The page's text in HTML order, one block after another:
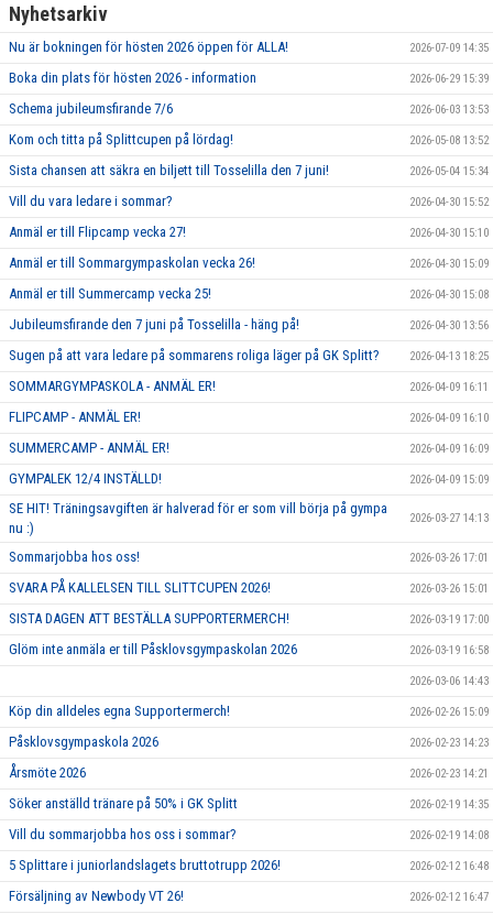
Nyhetsarkiv
Nu är bokningen för hösten 2026 öppen för ALLA! 2026-07-09 14:35
Boka din plats för hösten 2026 - information 2026-06-29 15:39
Schema jubileumsfirande 7/6 2026-06-03 13:53
Kom och titta på Splittcupen på lördag! 2026-05-08 13:52
Sista chansen att säkra en biljett till Tosselilla den 7 juni! 2026-05-04 15:34
Vill du vara ledare i sommar? 2026-04-30 15:52
Anmäl er till Flipcamp vecka 27! 2026-04-30 15:10
Anmäl er till Sommargympaskolan vecka 26! 2026-04-30 15:09
Anmäl er till Summercamp vecka 25! 2026-04-30 15:08
Jubileumsfirande den 7 juni på Tosselilla - häng på! 2026-04-30 13:56
Sugen på att vara ledare på sommarens roliga läger på GK Splitt? 2026-04-13 18:25
SOMMARGYMPASKOLA - ANMÄL ER! 2026-04-09 16:11
FLIPCAMP - ANMÄL ER! 2026-04-09 16:10
SUMMERCAMP - ANMÄL ER! 2026-04-09 16:09
GYMPALEK 12/4 INSTÄLLD! 2026-04-09 15:09
SE HIT! Träningsavgiften är halverad för er som vill börja på gympa
nu :)
2026-03-27 14:13
Sommarjobba hos oss! 2026-03-26 17:01
SVARA PÅ KALLELSEN TILL SLITTCUPEN 2026! 2026-03-26 15:01
SISTA DAGEN ATT BESTÄLLA SUPPORTERMERCH! 2026-03-19 17:00
Glöm inte anmäla er till Påsklovsgympaskolan 2026 2026-03-19 16:58
2026-03-06 14:43
Köp din alldeles egna Supportermerch! 2026-02-26 15:09
Påsklovsgympaskola 2026 2026-02-23 14:23
Årsmöte 2026 2026-02-23 14:21
Söker anställd tränare på 50% i GK Splitt 2026-02-19 14:35
Vill du sommarjobba hos oss i sommar? 2026-02-19 14:08
5 Splittare i juniorlandslagets bruttotrupp 2026! 2026-02-12 16:48
Försäljning av Newbody VT 26! 2026-02-12 16:47